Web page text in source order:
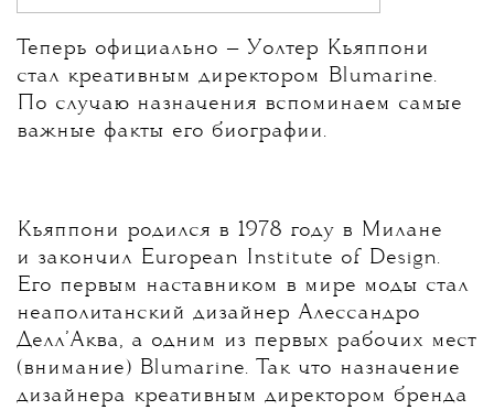
Теперь официально — Уолтер Кьяппони
стал креативным директором Blumarine.
По случаю назначения вспоминаем самые
важные факты его биографии.
Кьяппони родился в 1978 году в Милане
и закончил European Institute of Design.
Его первым наставником в мире моды стал
неаполитанский дизайнер Алессандро
Делл’Аква, а одним из первых рабочих мест
(внимание) Blumarine. Так что назначение
дизайнера креативным директором бренда